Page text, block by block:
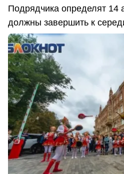
Подрядчика определят 14
должны завершить к